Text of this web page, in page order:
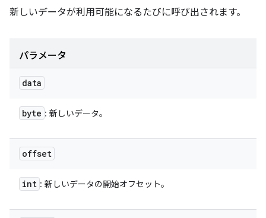
新しいデータが利用可能になるたびに呼び出されます。
パラメータ
data
byte : 新しいデータ。
offset
int : 新しいデータの開始オフセット。